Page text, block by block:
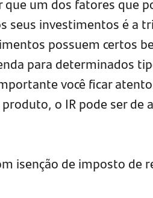
seus investimentos é a
possuem certos
para determinados
você ficar
o IR pode ser de
isenção de imposto de